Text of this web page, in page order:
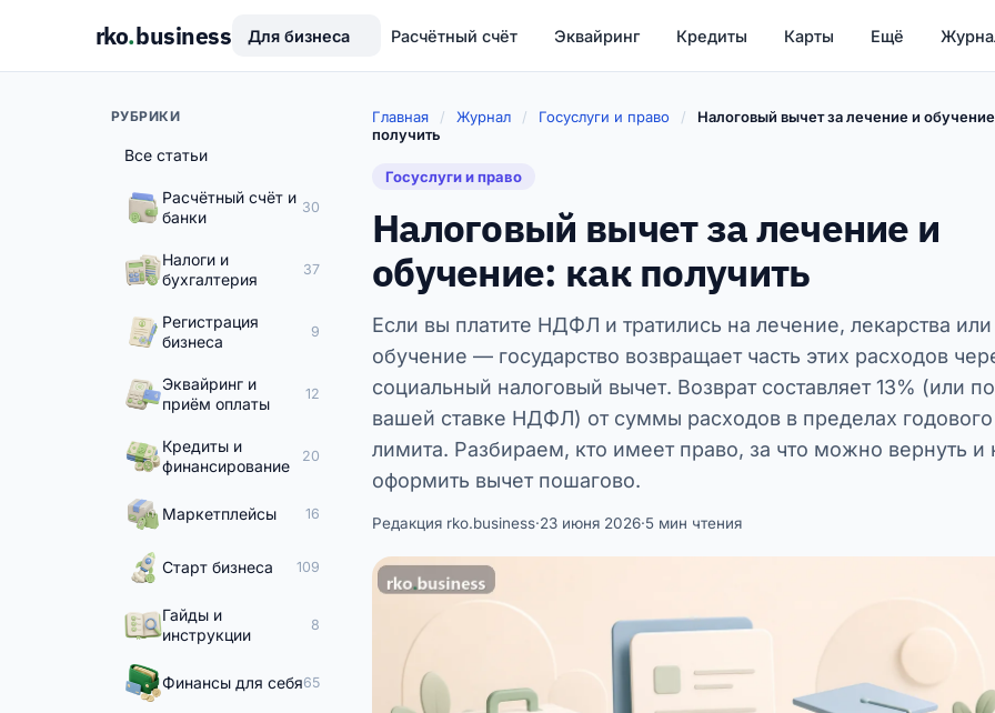
rko.business Для бизнеса Расчётный счёт Эквайринг Кредиты Карты Ещё
РУБРИКИ
Все статьи
Расчётный счёт и
банки
30
Налоги и
бухгалтерия
37
Регистрация
бизнеса
9
Эквайринг и
приём оплаты
12
Кредиты и
финансирование
20
Маркетплейсы 16
Старт бизнеса 109
Гайды и
инструкции
8
Финансы для себя65
Главная / Журнал / Госуслуги и право /
Налоговый вычет за лечение и
получить
Госуслуги и право
Налоговый вычет за лечение и
обучение: как получить
Если вы платите НДФЛ и тратились на лечение, лекарства или
обучение — государство возвращает часть этих расходов
социальный налоговый вычет. Возврат составляет 13% (или по
вашей ставке НДФЛ) от суммы расходов в пределах годового
лимита. Разбираем, кто имеет право, за что можно вернуть и
оформить вычет пошагово.
Редакция rko.business·23 июня 2026·5 мин чтения